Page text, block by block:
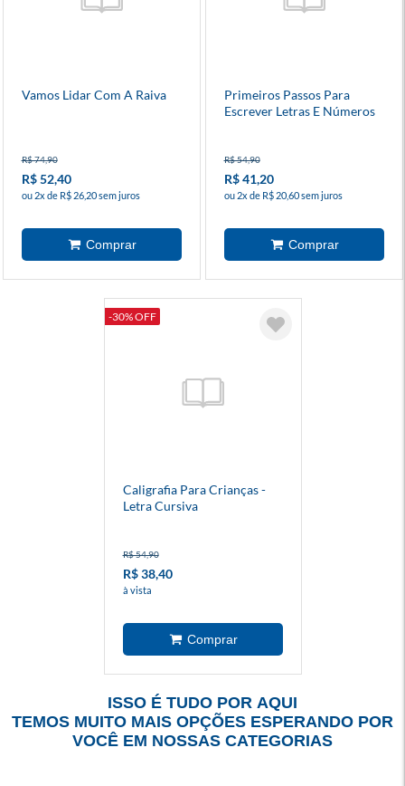
Vamos Lidar Com A Raiva
R$ 74,90
R$ 52,40
ou 2x de R$ 26,20 sem juros
Primeiros Passos Para
Escrever Letras E Números
R$ 54,90
R$ 41,20
ou 2x de R$ 20,60 sem juros
-30% OFF
Caligrafia Para Crianças -
Letra Cursiva
R$ 54,90
R$ 38,40
à vista
ISSO É TUDO POR AQUI
TEMOS MUITO MAIS OPÇÕES ESPERANDO POR
VOCÊ EM NOSSAS CATEGORIAS